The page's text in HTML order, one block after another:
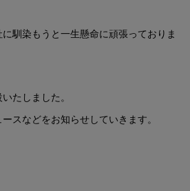
馴染もうと一生懸命に頑張っておりま
たしました。
スなどをお知らせしていきます。